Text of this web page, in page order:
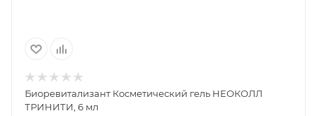
Биоревитализант Косметический гель НЕОКОЛЛ
ТРИНИТИ, 6 мл